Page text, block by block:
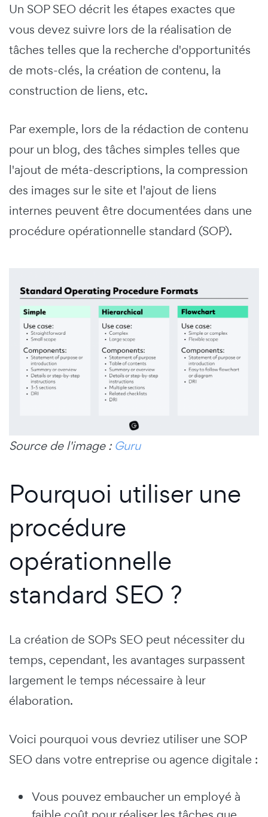
Un SOP SEO décrit les étapes exactes que
vous devez suivre lors de la réalisation de
tâches telles que la recherche d'opportunités
de mots-clés, la création de contenu, la
construction de liens, etc.
Par exemple, lors de la rédaction de contenu
pour un blog, des tâches simples telles que
l'ajout de méta-descriptions, la compression
des images sur le site et l'ajout de liens
internes peuvent être documentées dans une
procédure opérationnelle standard (SOP).
Source de l'image : Guru
Pourquoi utiliser une
procédure
opérationnelle
standard SEO ?
La création de SOPs SEO peut nécessiter du
temps, cependant, les avantages surpassent
largement le temps nécessaire à leur
élaboration.
Voici pourquoi vous devriez utiliser une SOP
SEO dans votre entreprise ou agence digitale :
Vous pouvez embaucher un employé à